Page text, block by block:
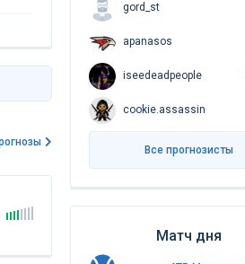
gord_st
apanasos
iseedeadpeople
cookie.assassin
Все прогнозисты
Матч дня